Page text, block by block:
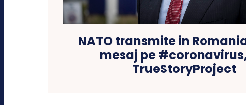
NATO transmite in
mesaj pe
TrueStoryProject